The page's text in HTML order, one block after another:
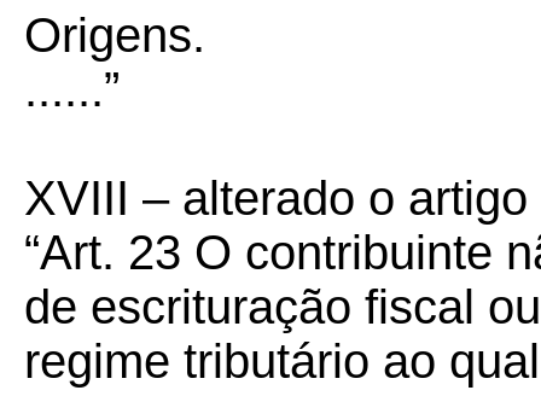
Origens.
......”
XVIII – alterado o
“Art. 23 O contribuinte
de escrituração fiscal
regime tributário ao